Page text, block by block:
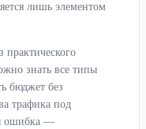
лишь элементом
практического
знать все типы
бюджет без
трафика под
ошибка —